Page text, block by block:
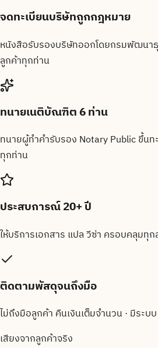
จดทะเบียนบริษัทถูกกฎหมาย
หนังสือรับรองบริษัทออกโดยกรมพัฒนา
ลูกค้าทุกท่าน
ทนายเนติบัณฑิต 6 ท่าน
ทนายผู้ทำคำรับรอง Notary Public ขึ้น
ทุกท่าน
ประสบการณ์ 20+ ปี
ให้บริการเอกสาร แปล วีซ่า ครอบคลุมทุ
ติดตามพัสดุจนถึงมือ
ไม่ถึงมือลูกค้า คืนเงินเต็มจำนวน · มีระ
เสียงจากลูกค้าจริง